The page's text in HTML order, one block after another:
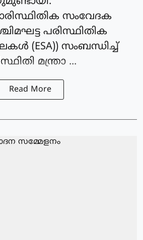
സംവേദക
പരിസ്ഥിതിക
(ESA)) സംബന്ധിച്ച്
മന്ത്രാ ...
Read More